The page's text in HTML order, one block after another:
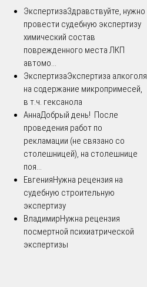
ЭкспертизаЗдравствуйте, нужно
провести судебную экспертизу
химический состав
поврежденного места ЛКП
автомо...
ЭкспертизаЭкспертиза алкоголя
на содержание микропримесей,
в т.ч. гексанола
АннаДобрый день! После
проведения работ по
рекламации (не связано со
столешницей), на столешнице
поя...
ЕвгенияНужна рецензия на
судебную строительную
экспертизу
ВладимирНужна рецензия
посмертной психиатрической
экспертизы